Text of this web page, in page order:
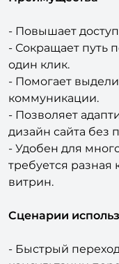
- Повышает
- Сокращает путь
один клик.
- Помогает
коммуникации.
- Позволяет
дизайн сайта без
- Удобен для
требуется разная